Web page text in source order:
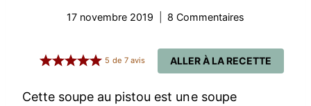
17 novembre 2019 8 Commentaires
ALLER À LA RECETTE
5 de 7avis
Cette soupe au pistou est une soupe